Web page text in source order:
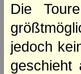
Die
jedoch
geschieht